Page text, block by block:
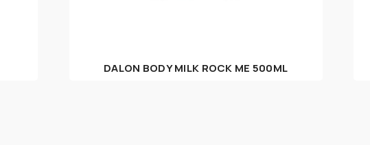
DALON BODY MILK ROCK ME 500ML